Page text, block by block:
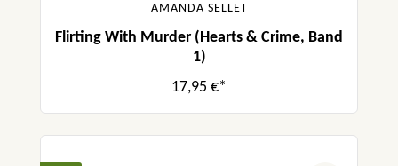
AMANDA SELLET
Flirting With Murder (Hearts & Crime, Band
1)
17,95 €*